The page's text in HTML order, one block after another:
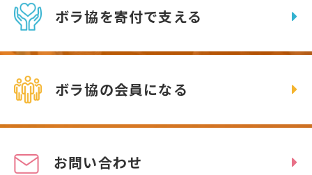
ボラ協を寄付で支える
ボラ協の会員になる
お問い合わせ